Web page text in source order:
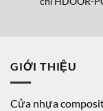
GIỚI THIỆU
Cửa nhựa